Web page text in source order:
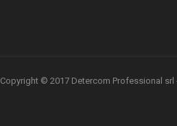
Copyright © 2017 Detercom Professional srl